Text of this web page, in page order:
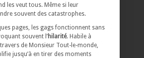
les veut tous. Même si leur
souvent des catastrophes.
pages, les gags fonctionnent sans
souvent l’hilarité. Habile à
de Monsieur Tout-le-monde,
jusqu’à en tirer des moments